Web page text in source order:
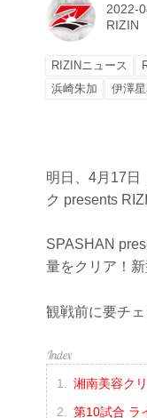
2022-
RIZIN
RIZINニュース
浜崎朱加
伊澤
明日、4月17日
ク presents
SPASHAN
量をクリア！
観戦前に要チェ
湘南美容ク
第10試合 ラ